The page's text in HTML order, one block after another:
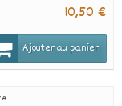
10,50 €
Ajouter au panier